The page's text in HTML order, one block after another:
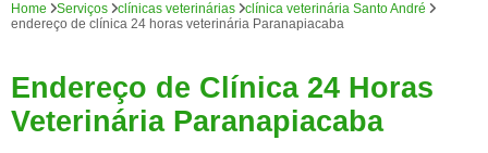
Home Serviços clínicas veterinárias
clínica veterinária Santo André
endereço de clínica 24 horas veterinária Paranapiacaba
Endereço de Clínica 24 Horas
Veterinária Paranapiacaba